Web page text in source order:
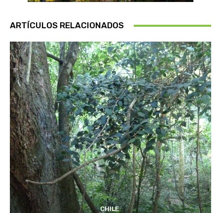
ARTÍCULOS RELACIONADOS
CHILE